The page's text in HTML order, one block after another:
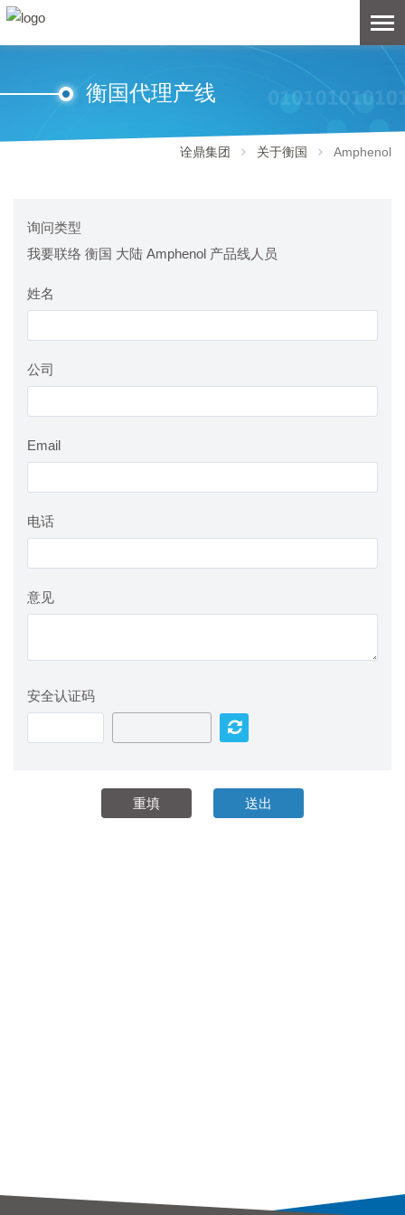
衡国代理产线
诠鼎集团 关于衡国 Amphenol
询问类型
我要联络 衡国 大陆 Amphenol 产品线人员
姓名
公司
Email
电话
意见
安全认证码